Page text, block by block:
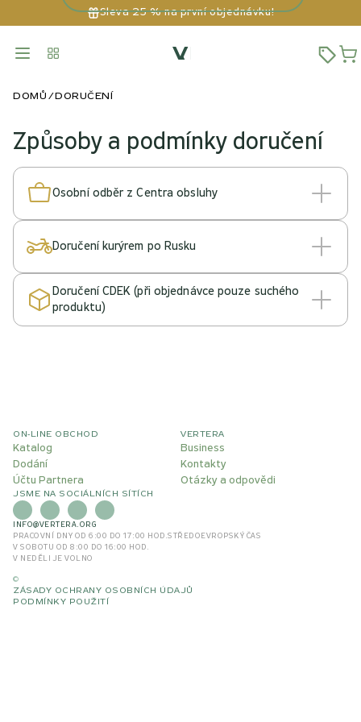
Sleva 25 % na první objednávku!
DOMŮ DORUČENÍ
Způsoby a podmínky doručení
Osobní odběr z Centra obsluhy
Doručení kurýrem po Rusku
Doručení CDEK (při objednávce pouze suchého
produktu)
ON-LINE OBCHOD
Katalog
Dodání
Účtu Partnera
VERTERA
Business
Kontakty
Otázky a odpovědi
JSME NA SOCIÁLNÍCH SÍTÍCH
INFO@VERTERA.ORG
PRACOVNÍ DNY OD 6:00 DO 17:00 HOD.STŘEDOEVROPSKÝ ČAS
V SOBOTU OD 8:00 DO 16:00 HOD.
V NEDĚLI JE VOLNO
©
ZÁSADY OCHRANY OSOBNÍCH ÚDAJŮ
PODMÍNKY POUŽITÍ